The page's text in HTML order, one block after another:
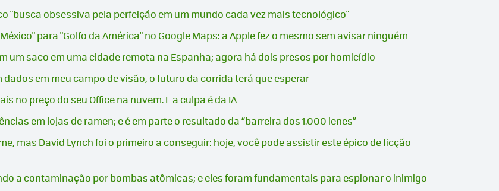
"busca obsessiva pela perfeição em um mundo cada vez mais tecnológico"
para "Golfo da América" ​​no Google Maps: a Apple fez o mesmo sem avisar ninguém
um saco em uma cidade remota na Espanha; agora há dois presos por homicídio
em meu campo de visão; o futuro da corrida terá que esperar
no preço do seu Office na nuvem. E a culpa é da IA
em lojas de ramen; e é em parte o resultado da “barreira dos 1.000 ienes”
mas David Lynch foi o primeiro a conseguir: hoje, você pode assistir este épico de ficção
a contaminação por bombas atômicas; e eles foram fundamentais para espionar o inimigo